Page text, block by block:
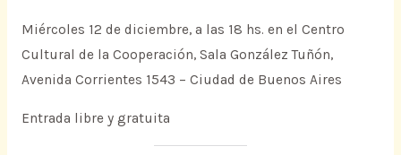
Miércoles 12 de diciembre, a las 18 hs. en el Centro
Cultural de la Cooperación, Sala González Tuñón,
Avenida Corrientes 1543 – Ciudad de Buenos Aires
Entrada libre y gratuita